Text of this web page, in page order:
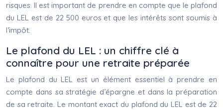
risques. Il est important de prendre en compte que le plafond
du LEL est de 22 500 euros et que les intérêts sont soumis à
l’impôt.
Le plafond du LEL : un chiffre clé à
connaître pour une retraite préparée
Le plafond du LEL est un élément essentiel à prendre en
compte dans sa stratégie d’épargne et dans la préparation
de sa retraite. Le montant exact du plafond du LEL est de 22